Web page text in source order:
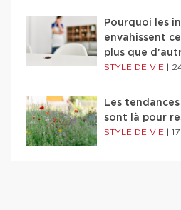
Pourquoi les
envahissent
plus que
STYLE DE VIE
Les
sont là pour
STYLE DE VIE